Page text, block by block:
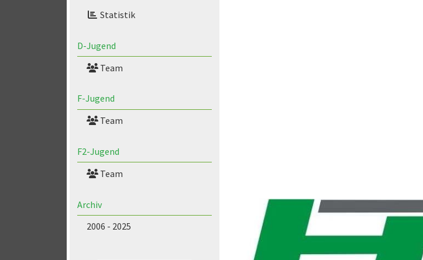
Statistik
D-Jugend
Team
F-Jugend
Team
F2-Jugend
Team
Archiv
2006 - 2025